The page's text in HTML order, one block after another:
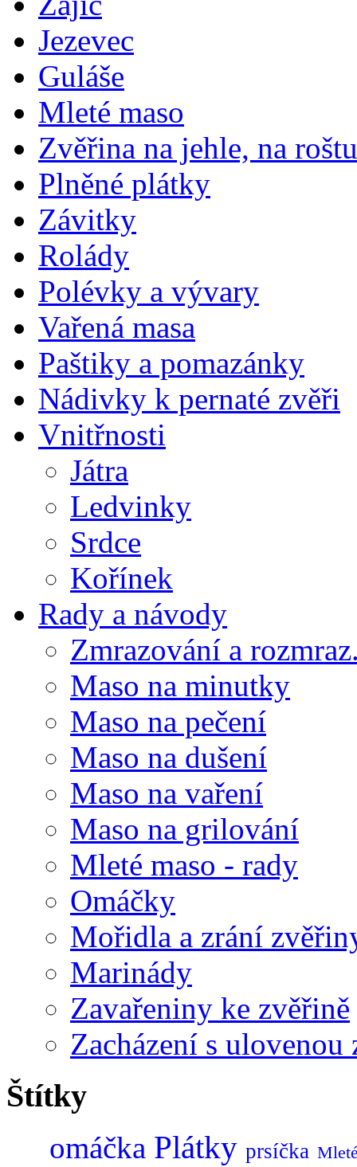
Jezevec
Guláše
Mleté maso
Zvěřina na jehle, na roštu
Plněné plátky
Závitky
Rolády
Polévky a vývary
Vařená masa
Paštiky a pomazánky
Nádivky k pernaté zvěři
Vnitřnosti
Játra
Ledvinky
Srdce
Kořínek
Rady a návody
Zmrazování a
Maso na minutky
Maso na pečení
Maso na dušení
Maso na vaření
Maso na grilování
Mleté maso - rady
Omáčky
Mořidla a zrání
Marinády
Zavařeniny ke zvěřině
Zacházení s ulovenou
Štítky
omáčka Plátky prsíčka